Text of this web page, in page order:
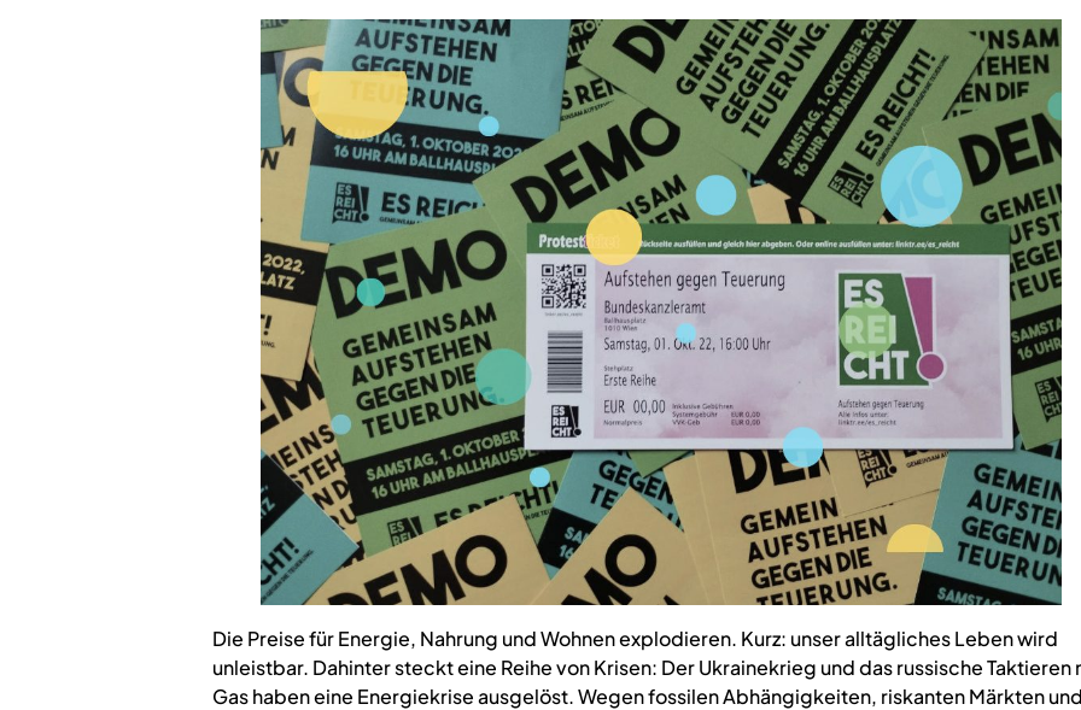
Die Preise für Energie, Nahrung und Wohnen explodieren. Kurz: unser alltägliches Leben wird
unleistbar. Dahinter steckt eine Reihe von Krisen: Der Ukrainekrieg und das russische Taktieren
Gas haben eine Energiekrise ausgelöst. Wegen fossilen Abhängigkeiten, riskanten Märkten und